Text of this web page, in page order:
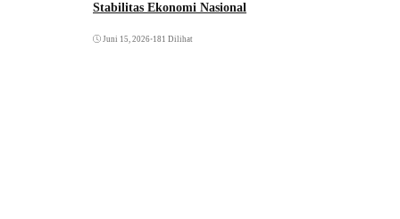
Stabilitas Ekonomi Nasional
Juni 15, 2026•181 Dilihat